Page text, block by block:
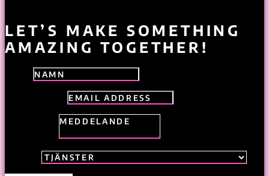
LET’S MAKE SOMETHING
AMAZING TOGETHER!